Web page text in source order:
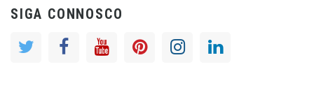
SIGA CONNOSCO